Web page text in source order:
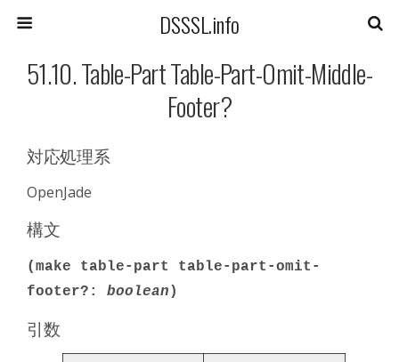
DSSSL.info
51.10. Table-Part Table-Part-Omit-Middle-
Footer?
対応処理系
OpenJade
構文
(make table-part table-part-omit-
footer?: boolean )
引数